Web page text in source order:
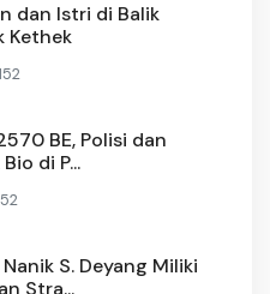
dan Istri di Balik
Kethek
BE, Polisi dan
di P...
S. Deyang Miliki
Stra...